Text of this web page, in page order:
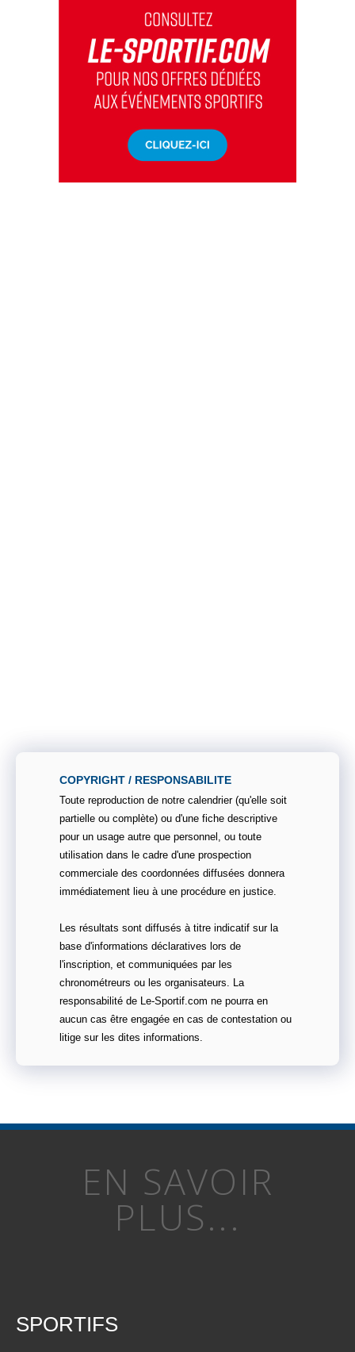
COPYRIGHT / RESPONSABILITE
Toute reproduction de notre calendrier (qu'elle soit
partielle ou complète) ou d'une fiche descriptive
pour un usage autre que personnel, ou toute
utilisation dans le cadre d'une prospection
commerciale des coordonnées diffusées donnera
immédiatement lieu à une procédure en justice.
Les résultats sont diffusés à titre indicatif sur la
base d'informations déclaratives lors de
l'inscription, et communiquées par les
chronométreurs ou les organisateurs. La
responsabilité de Le-Sportif.com ne pourra en
aucun cas être engagée en cas de contestation ou
litige sur les dites informations.
EN SAVOIR
PLUS...
SPORTIFS